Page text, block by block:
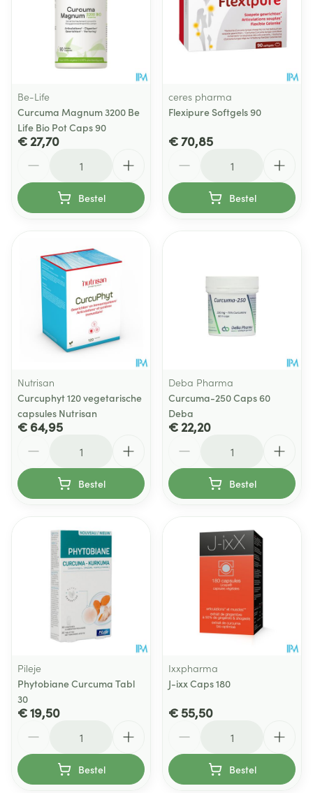
Be-Life
Curcuma Magnum 3200 Be
Life Bio Pot Caps 90
€ 27,70
Bestel
ceres pharma
Flexipure Softgels 90
€ 70,85
Bestel
Nutrisan
Curcuphyt 120 vegetarische
capsules Nutrisan
€ 64,95
Bestel
Deba Pharma
Curcuma-250 Caps 60
Deba
€ 22,20
Bestel
Pileje
Phytobiane Curcuma Tabl
30
€ 19,50
Bestel
Ixxpharma
J-ixx Caps 180
€ 55,50
Bestel